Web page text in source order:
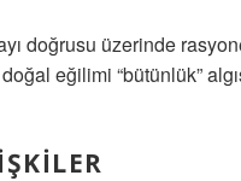
doğrusu üzerinde
eğilimi “bütünlük”